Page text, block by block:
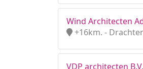
Wind Architecten
+16km. -
VDP architecten B.V.